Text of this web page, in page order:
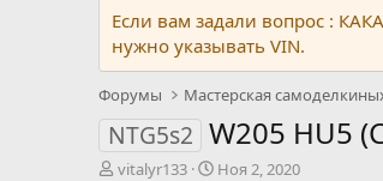
Если вам задали вопрос :
нужно указывать VIN.
Форумы Мастерская
NTG5s2 W205 HU5
А
vitalyr133
Д
Ноя 2, 2020